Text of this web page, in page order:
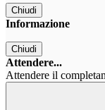
Chiudi
Informazione
Chiudi
Attendere...
Attendere il